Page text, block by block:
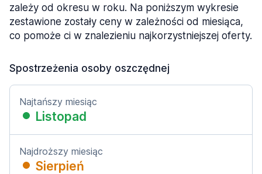
zależy od okresu w roku. Na poniższym wykresie
zestawione zostały ceny w zależności od miesiąca,
co pomoże ci w znalezieniu najkorzystniejszej oferty.
Spostrzeżenia osoby oszczędnej
Najtańszy miesiąc
Listopad
Najdroższy miesiąc
Sierpień